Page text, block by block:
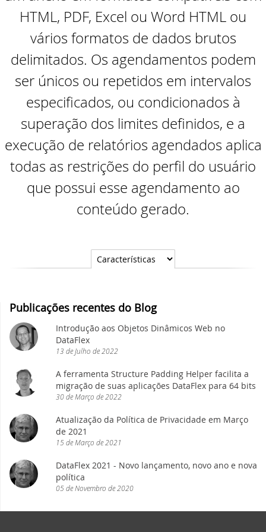
HTML, PDF, Excel ou Word HTML ou
vários formatos de dados brutos
delimitados. Os agendamentos podem
ser únicos ou repetidos em intervalos
especificados, ou condicionados à
superação dos limites definidos, e a
execução de relatórios agendados aplica
todas as restrições do perfil do usuário
que possui esse agendamento ao
conteúdo gerado.
Publicações recentes do Blog
Introdução aos Objetos Dinâmicos Web no
DataFlex
13 deJulho de2022
A ferramenta Structure Padding Helper facilita a
migração de suas aplicações DataFlex para 64 bits
30deMarço de2022
Atualização da Política de Privacidade em Março
de 2021
15deMarço de2021
DataFlex 2021 - Novo lançamento, novo ano e nova
política
05deNovembro de2020
Knowledge Base (EUA)
Knowledge Base (Brasil)
Produtos Suportados
Abrir um Chamado Técnico
DataFlex 2025 Alpha 1 lançado - Baixe e
teste agora!
Atualização de segurança do DataFlex
2024/24.0 e 2023/23.0 - Ação necessária!
versões do DataFlex com WebApp
Framework - Ação necessária!
Bibliotecas DataFlex compatíveis com
DataFlex 2024 já disponíveis!
Lançada nova versão da Biblioteca
DataFlex LibXL
DataFlex Reports 2024 foi lançado - baixe
agora!
DataFlex Reports 2024 Release Candidate
disponível para teste final - baixe agora!
Windows usando FlexTron
aplicações Windows usando FlexTron
DataFlex 2024 Release Candidate
Novas videoaulas adicionadas:
DataFlex Reports
Dynamic AI
Sistemas & Ambientes
EDUC 2022
WEBINAR: Migrando para o DataFlex
2021/20.0
Migrando para o DataFlex 20.0
Evento de Aniversário on-line - Data
Access
EDUC 2020 Virtual
Frankfurt 2019
UK DataFlex Meetup
Webinar MySQL & DataFlex
DAPCON, 2019
DALA 20 Anos